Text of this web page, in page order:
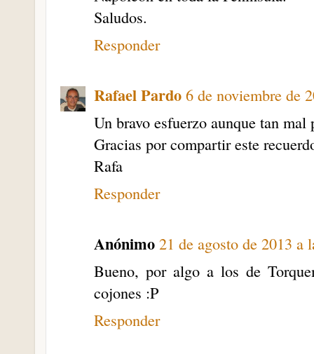
Saludos.
Responder
Rafael Pardo 6 de noviembre de
Un bravo esfuerzo aunque tan
Gracias por compartir este
Rafa
Responder
Anónimo 21 de agosto de 2013 a
Bueno, por algo a los de
cojones :P
Responder